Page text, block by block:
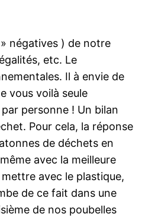
négatives ) de notre
etc. Le
Il à envie de
vous voilà seule
personne ! Un bilan
Pour cela, la réponse
de déchets en
avec la meilleure
avec le plastique,
de ce fait dans une
de nos poubelles